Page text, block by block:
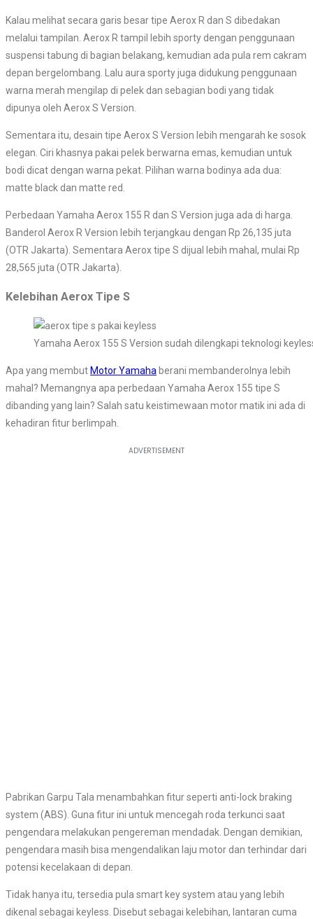
Kalau melihat secara garis besar tipe Aerox R dan S dibedakan
melalui tampilan. Aerox R tampil lebih sporty dengan penggunaan
suspensi tabung di bagian belakang, kemudian ada pula rem cakram
depan bergelombang. Lalu aura sporty juga didukung penggunaan
warna merah mengilap di pelek dan sebagian bodi yang tidak
dipunya oleh Aerox S Version.
Sementara itu, desain tipe Aerox S Version lebih mengarah ke sosok
elegan. Ciri khasnya pakai pelek berwarna emas, kemudian untuk
bodi dicat dengan warna pekat. Pilihan warna bodinya ada dua:
matte black dan matte red.
Perbedaan Yamaha Aerox 155 R dan S Version juga ada di harga.
Banderol Aerox R Version lebih terjangkau dengan Rp 26,135 juta
(OTR Jakarta). Sementara Aerox tipe S dijual lebih mahal, mulai Rp
28,565 juta (OTR Jakarta).
Kelebihan Aerox Tipe S
Yamaha Aerox 155 S Version sudah dilengkapi teknologi
Apa yang membut Motor Yamaha berani membanderolnya lebih
mahal? Memangnya apa perbedaan Yamaha Aerox 155 tipe S
dibanding yang lain? Salah satu keistimewaan motor matik ini ada di
kehadiran fitur berlimpah.
Pabrikan Garpu Tala menambahkan fitur seperti anti-lock braking
system (ABS). Guna fitur ini untuk mencegah roda terkunci saat
pengendara melakukan pengereman mendadak. Dengan demikian,
pengendara masih bisa mengendalikan laju motor dan terhindar dari
potensi kecelakaan di depan.
Tidak hanya itu, tersedia pula smart key system atau yang lebih
dikenal sebagai keyless. Disebut sebagai kelebihan, lantaran cuma